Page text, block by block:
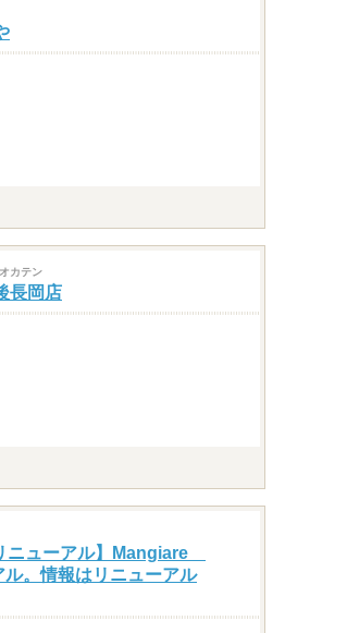
カテン
長岡店
ニューアル】Mangiare
。情報はリニューアル